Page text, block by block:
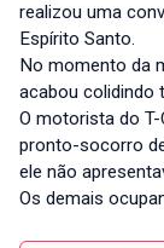
realizou uma
Espírito Santo.
No momento da
acabou colidindo
O motorista do
pronto-socorro
ele não
Os demais